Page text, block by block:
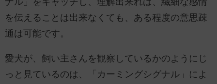
を伝えることは出来なくても、ある程度の意思疎
通は可能です。
愛犬が、飼い主さんを観察しているかのようにじ
っと見ているのは、「カーミングシグナル」によ